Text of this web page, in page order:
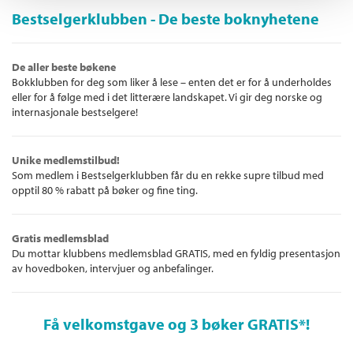
Arbeidsbok fra Cappelen Damm.
Bestselgerklubben - De beste boknyhetene
De aller beste bøkene
Bokklubben for deg som liker å lese – enten det er for å underholdes
eller for å følge med i det litterære landskapet. Vi gir deg norske og
internasjonale bestselgere!
Unike medlemstilbud!
Som medlem i Bestselgerklubben får du en rekke supre tilbud med
opptil 80 % rabatt på bøker og fine ting.
Gratis medlemsblad
Du mottar klubbens medlemsblad GRATIS, med en fyldig presentasjon
av hovedboken, intervjuer og anbefalinger.
Få velkomstgave og 3 bøker GRATIS*!